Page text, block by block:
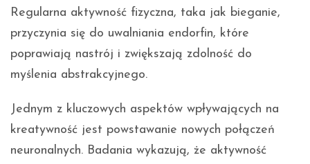
Regularna aktywność fizyczna, taka jak bieganie,
przyczynia się do uwalniania endorfin, które
poprawiają nastrój i zwiększają zdolność do
myślenia abstrakcyjnego.
Jednym z kluczowych aspektów wpływających na
kreatywność jest powstawanie nowych połączeń
neuronalnych. Badania wykazują, że aktywność